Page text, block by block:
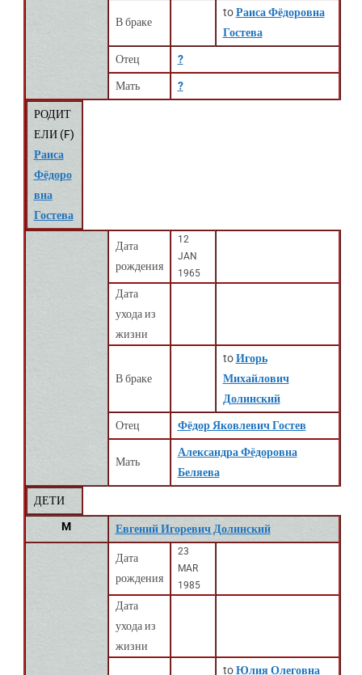
В браке
toРаиса Фёдоровна
Гостева
Отец ?
Мать ?
РОДИТ
ЕЛИ (F)
Раиса
Фёдоро
вна
Гостева
Дата
рождения
12
JAN
1965
Дата
ухода из
жизни
В браке
toИгорь
Михайлович
Долинский
Отец Фёдор Яковлевич Гостев
Мать
Александра Фёдоровна
Беляева
ДЕТИ
M
Евгений Игоревич Долинский
Дата
рождения
23
MAR
1985
Дата
ухода из
жизни
toЮлия Олеговна